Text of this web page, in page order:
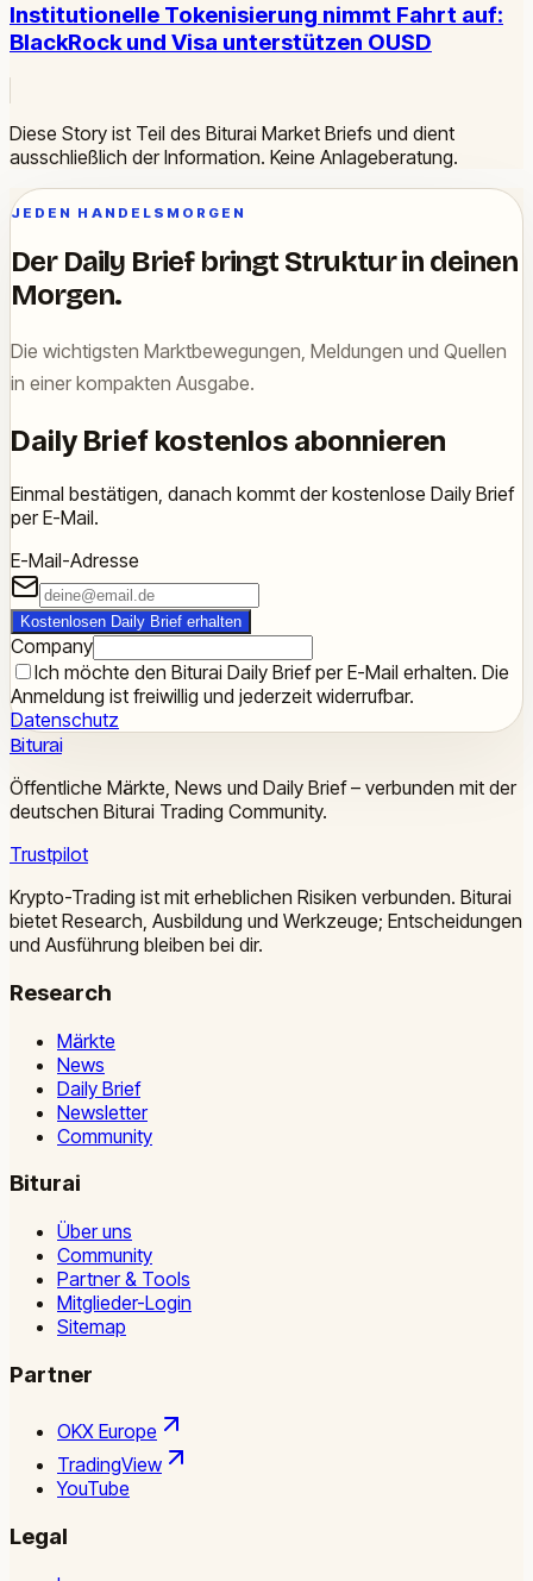
Institutionelle Tokenisierung nimmt Fahrt auf:
BlackRock und Visa unterstützen OUSD
Diese Story ist Teil des Biturai Market Briefs und dient
ausschließlich der Information. Keine Anlageberatung.
JEDEN HANDELSMORGEN
Der Daily Brief bringt Struktur in deinen
Morgen.
Die wichtigsten Marktbewegungen, Meldungen und Quellen
in einer kompakten Ausgabe.
Daily Brief kostenlos abonnieren
Einmal bestätigen, danach kommt der kostenlose Daily Brief
per E-Mail.
E-Mail-Adresse
Kostenlosen Daily Brief erhalten
Company
Ich möchte den Biturai Daily Brief per E-Mail erhalten. Die
Anmeldung ist freiwillig und jederzeit widerrufbar.
Datenschutz
Biturai
Öffentliche Märkte, News und Daily Brief – verbunden mit der
deutschen Biturai Trading Community.
Trustpilot
Krypto-Trading ist mit erheblichen Risiken verbunden. Biturai
bietet Research, Ausbildung und Werkzeuge; Entscheidungen
und Ausführung bleiben bei dir.
Research
Märkte
News
Daily Brief
Newsletter
Community
Biturai
Über uns
Community
Partner & Tools
Mitglieder-Login
Sitemap
Partner
OKX Europe
TradingView
YouTube
Legal